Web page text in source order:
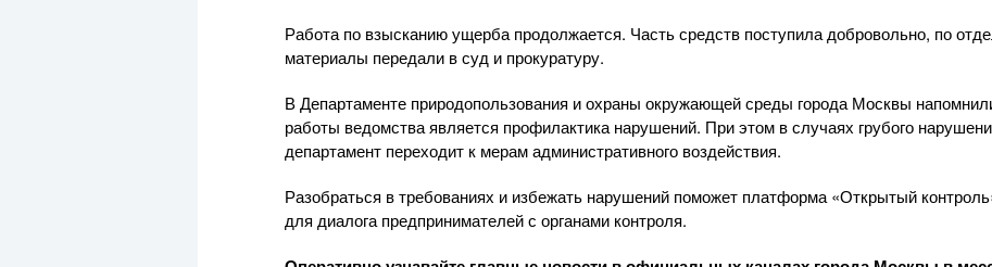
Работа по взысканию ущерба продолжается. Часть средств поступила добровольно, по
материалы передали в суд и прокуратуру.
В Департаменте природопользования и охраны окружающей среды города Москвы
работы ведомства является профилактика нарушений. При этом в случаях грубого
департамент переходит к мерам административного воздействия.
Разобраться в требованиях и избежать нарушений поможет платформа «Открытый
для диалога предпринимателей с органами контроля.